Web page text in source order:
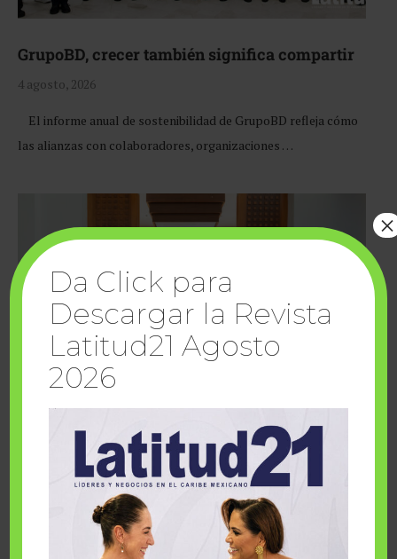
GrupoBD, crecer también significa compartir
4 agosto, 2026
El informe anual de sostenibilidad de GrupoBD refleja cómo
las alianzas con colaboradores, organizaciones …
Cuando la solidaridad inspira; cumplen
sueños Fairmont Mayakoba y Make-A-Wish
Da Click para
Descargar la Revista
Latitud21 Agosto
2026
×